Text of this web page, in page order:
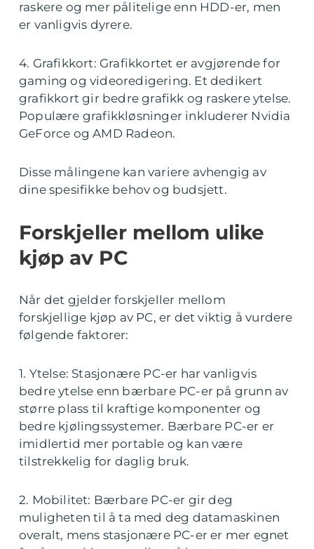
raskere og mer pålitelige enn HDD-er, men
er vanligvis dyrere.
4. Grafikkort: Grafikkortet er avgjørende for
gaming og videoredigering. Et dedikert
grafikkort gir bedre grafikk og raskere ytelse.
Populære grafikkløsninger inkluderer Nvidia
GeForce og AMD Radeon.
Disse målingene kan variere avhengig av
dine spesifikke behov og budsjett.
Forskjeller mellom ulike
kjøp av PC
Når det gjelder forskjeller mellom
forskjellige kjøp av PC, er det viktig å vurdere
følgende faktorer:
1. Ytelse: Stasjonære PC-er har vanligvis
bedre ytelse enn bærbare PC-er på grunn av
større plass til kraftige komponenter og
bedre kjølingssystemer. Bærbare PC-er er
imidlertid mer portable og kan være
tilstrekkelig for daglig bruk.
2. Mobilitet: Bærbare PC-er gir deg
muligheten til å ta med deg datamaskinen
overalt, mens stasjonære PC-er er mer egnet